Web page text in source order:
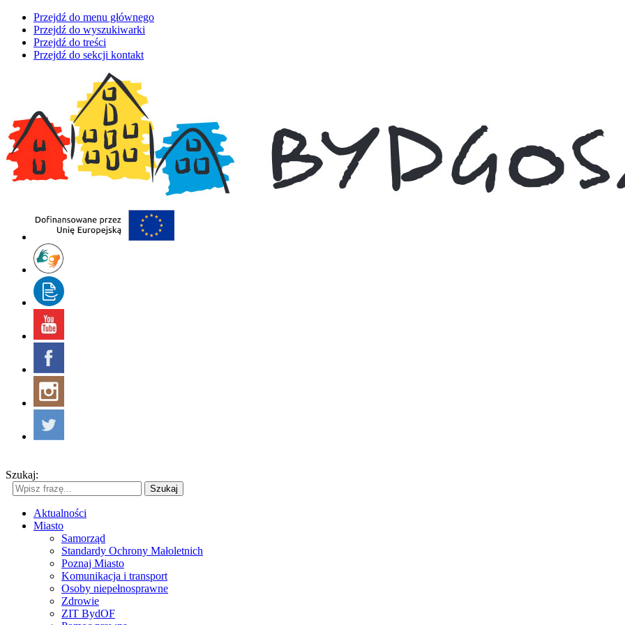
Przejdź do menu głównego
Przejdź do wyszukiwarki
Przejdź do treści
Przejdź do sekcji kontakt
Szukaj:
Szukaj
Aktualności
Miasto
Samorząd
Standardy Ochrony Małoletnich
Poznaj Miasto
Komunikacja i transport
Osoby niepełnosprawne
Zdrowie
ZIT BydOF